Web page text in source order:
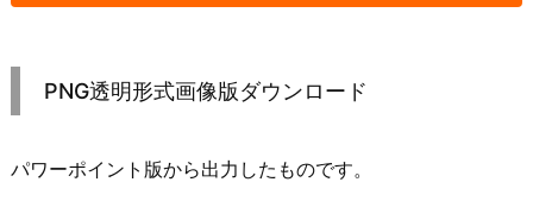
PNG透明形式画像版ダウンロード
パワーポイント版から出力したものです。